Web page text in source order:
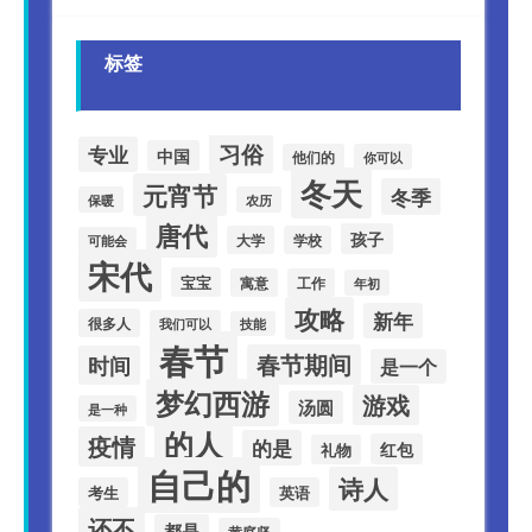
标签
专业 中国 习俗 他们的 你可以
保暖 元宵节 农历 冬天 冬季
可能会 唐代 大学 学校 孩子
宋代 宝宝 寓意 工作 年初
很多人 我们可以 技能 攻略 新年
时间 春节 春节期间 是一个
是一种 梦幻西游 汤圆
游戏
疫情
的人 的是 礼物 红包
考生 自己的 英语 诗人